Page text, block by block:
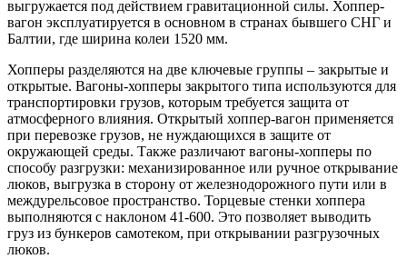
выгружается под действием гравитационной силы. Хоппер-
вагон эксплуатируется в основном в странах бывшего СНГ и
Балтии, где ширина колеи 1520 мм.
Хопперы разделяются на две ключевые группы – закрытые и
открытые. Вагоны-хопперы закрытого типа используются для
транспортировки грузов, которым требуется защита от
атмосферного влияния. Открытый хоппер-вагон применяется
при перевозке грузов, не нуждающихся в защите от
окружающей среды. Также различают вагоны-хопперы по
способу разгрузки: механизированное или ручное открывание
люков, выгрузка в сторону от железнодорожного пути или в
междурельсовое пространство. Торцевые стенки хоппера
выполняются с наклоном 41-600. Это позволяет выводить
груз из бункеров самотеком, при открывании разгрузочных
люков.